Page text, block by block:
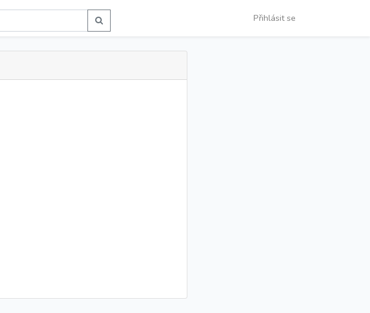
Přihlásit se